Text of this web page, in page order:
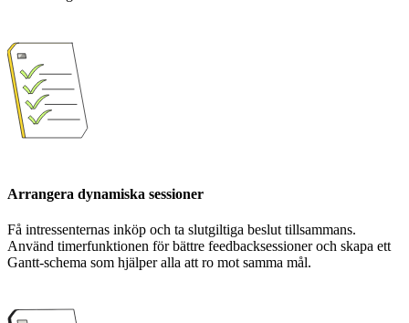
Arrangera dynamiska sessioner
Få intressenternas inköp och ta slutgiltiga beslut tillsammans.
Använd timerfunktionen för bättre feedbacksessioner och skapa ett
Gantt-schema som hjälper alla att ro mot samma mål.